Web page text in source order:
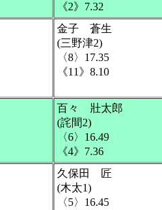
《2》7.32
金子 蒼生
(三野津2)
〈8〉17.35
《11》8.10
百々 壯太郎
(詫間2)
〈6〉16.49
《4》7.36
久保田 匠
(木太1)
〈5〉16.45